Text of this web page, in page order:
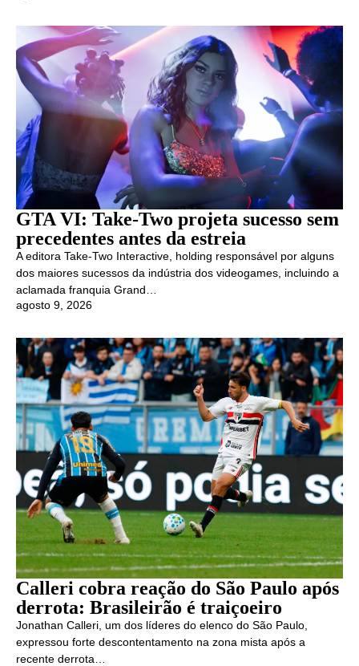
GTA VI: Take-Two projeta sucesso sem
precedentes antes da estreia
A editora Take-Two Interactive, holding responsável por alguns
dos maiores sucessos da indústria dos videogames, incluindo a
aclamada franquia Grand…
agosto 9, 2026
Calleri cobra reação do São Paulo após
derrota: Brasileirão é traiçoeiro
Jonathan Calleri, um dos líderes do elenco do São Paulo,
expressou forte descontentamento na zona mista após a
recente derrota…